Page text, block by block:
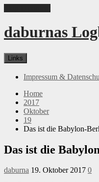
daburnas
Links
Impressum &
Home
2017
Oktober
19
Das ist die Babylon-
Das ist die
daburna 19. Oktober 2017 0